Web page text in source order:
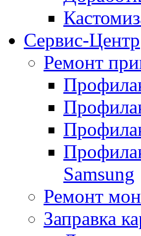
Сервис-Центр
Ремонт
Samsung
Ремонт
Заправка